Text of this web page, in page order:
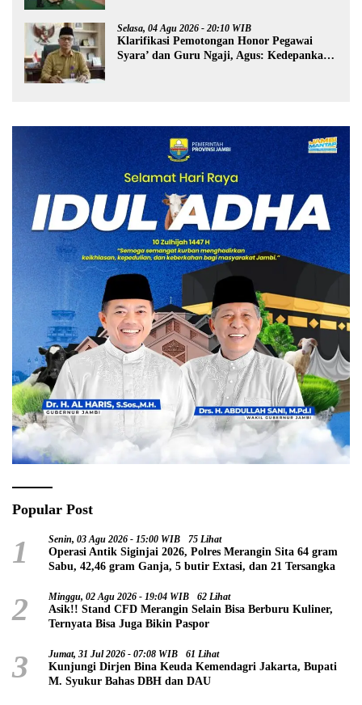
Selasa, 04 Agu 2026 - 20:10 WIB
Klarifikasi Pemotongan Honor Pegawai
Syara’ dan Guru Ngaji, Agus: Kedepankan
Popular Post
1 Senin, 03 Agu 2026 - 15:00 WIB 75 Lihat
Operasi Antik Siginjai 2026, Polres Merangin Sita 64 gram
Sabu, 42,46 gram Ganja, 5 butir Extasi, dan 21 Tersangka
2 Minggu, 02 Agu 2026 - 19:04 WIB 62 Lihat
Asik!! Stand CFD Merangin Selain Bisa Berburu Kuliner,
Ternyata Bisa Juga Bikin Paspor
3 Jumat, 31 Jul 2026 - 07:08 WIB 61 Lihat
Kunjungi Dirjen Bina Keuda Kemendagri Jakarta, Bupati
M. Syukur Bahas DBH dan DAU